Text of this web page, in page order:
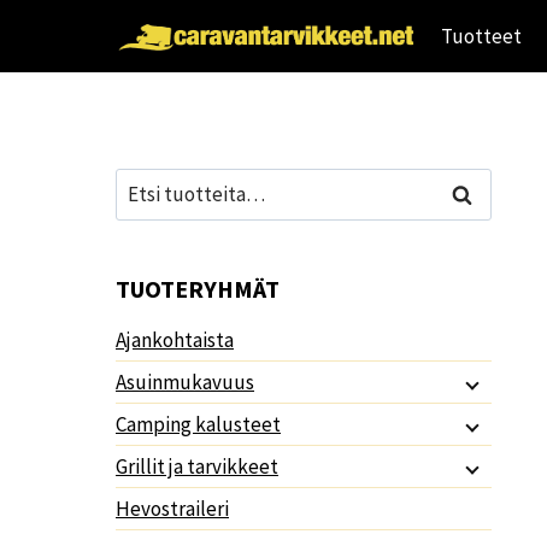
Tuotteet
Etsi: Haku
TUOTERYHMÄT
Ajankohtaista
Asuinmukavuus
Camping kalusteet
Grillit ja tarvikkeet
Hevostraileri